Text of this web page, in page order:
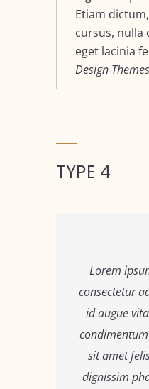
Etiam
cursus, nulla
eget lacinia
Design Themes
TYPE 4
Lorem
consectetur
id augue
sit amet
dignissim